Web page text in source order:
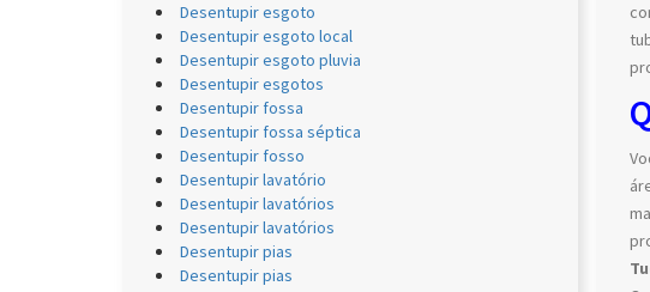
Desentupir esgoto
Desentupir esgoto local
Desentupir esgoto pluvia
Desentupir esgotos
Desentupir fossa
Desentupir fossa séptica
Desentupir fosso
Desentupir lavatório
Desentupir lavatórios
Desentupir lavatórios
Desentupir pias
Desentupir pias